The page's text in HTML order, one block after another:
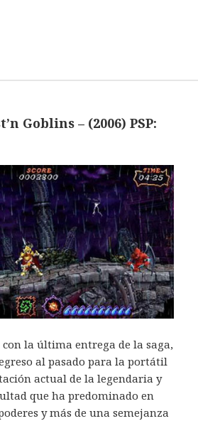
Goblins – (2006) PSP:
la última entrega de la saga,
al pasado para la portátil
actual de la legendaria y
que ha predominado en
y más de una semejanza